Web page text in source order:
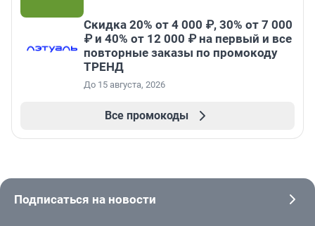
Скидка 20% от 4 000 ₽, 30% от 7 000
₽ и 40% от 12 000 ₽ на первый и все
повторные заказы по промокоду
ТРЕНД
До 15 августа, 2026
Все промокоды
Подписаться на новости